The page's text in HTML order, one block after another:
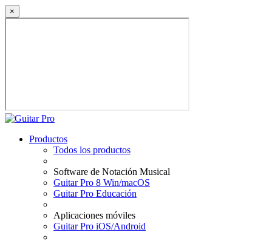
×
Productos
Todos los productos
Software de Notación Musical
Guitar Pro 8 Win/macOS
Guitar Pro Educación
Aplicaciones móviles
Guitar Pro iOS/Android